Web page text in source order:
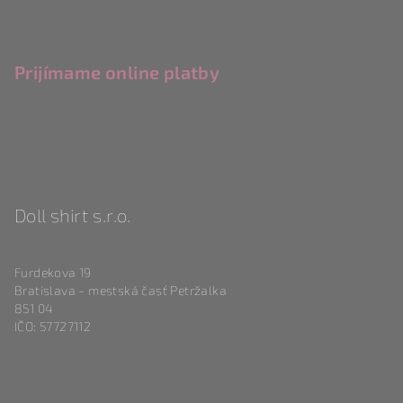
Prijímame online platby
Doll shirt s.r.o.
Furdekova 19
Bratislava - mestská časť Petržalka
851 04
IČO: 57727112